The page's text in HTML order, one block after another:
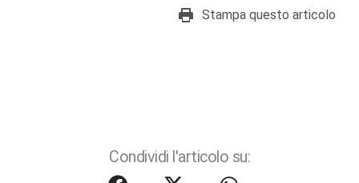
Stampa questo articolo
Condividi l'articolo su: